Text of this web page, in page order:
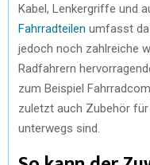
Kabel, Lenkergriffe und
Fahrradteilen umfasst
jedoch noch zahlreiche
Radfahrern
zum Beispiel
zuletzt auch Zubehör für
unterwegs sind.